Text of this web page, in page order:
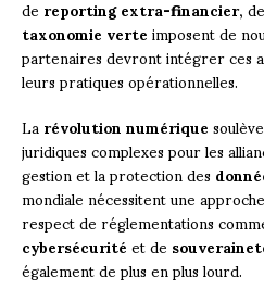
dereporting extra-financier, de
taxonomie verteimposent de
partenaires devront intégrer ces
leurs pratiques opérationnelles.
Larévolution numérique
juridiques complexes pour les
gestion et la protection des
mondiale nécessitent une
respect de réglementations
cybersécuritéet de
également de plus en plus lourd.